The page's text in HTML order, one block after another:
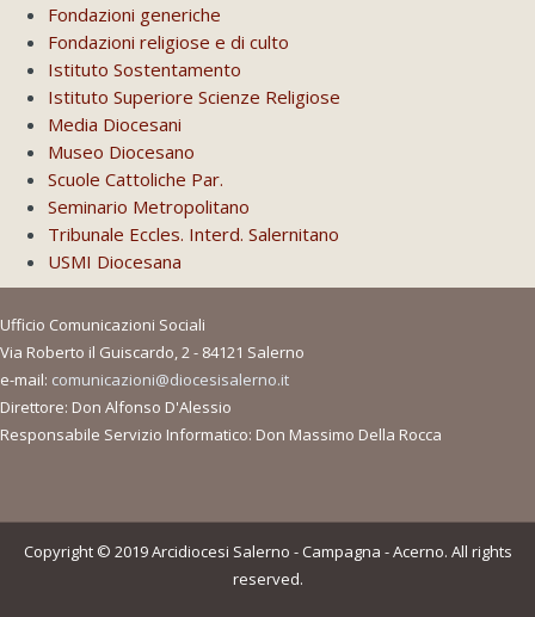
Fondazioni generiche
Fondazioni religiose e di culto
Istituto Sostentamento
Istituto Superiore Scienze Religiose
Media Diocesani
Museo Diocesano
Scuole Cattoliche Par.
Seminario Metropolitano
Tribunale Eccles. Interd. Salernitano
USMI Diocesana
Ufficio Comunicazioni Sociali
Via Roberto il Guiscardo, 2 - 84121 Salerno
e-mail: comunicazioni@diocesisalerno.it
Direttore: Don Alfonso D'Alessio
Responsabile Servizio Informatico: Don Massimo Della Rocca
Copyright © 2019 Arcidiocesi Salerno - Campagna - Acerno. All rights
reserved.